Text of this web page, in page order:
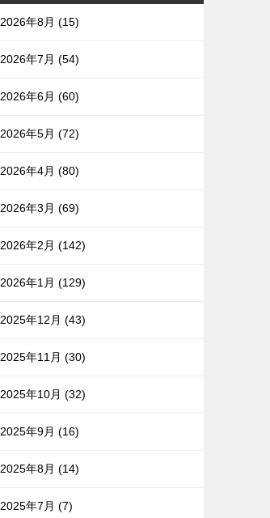
2026年8月 (15)
2026年7月 (54)
2026年6月 (60)
2026年5月 (72)
2026年4月 (80)
2026年3月 (69)
2026年2月 (142)
2026年1月 (129)
2025年12月 (43)
2025年11月 (30)
2025年10月 (32)
2025年9月 (16)
2025年8月 (14)
2025年7月 (7)